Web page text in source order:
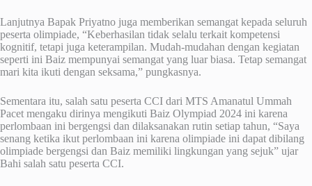
Lanjutnya Bapak Priyatno juga memberikan semangat kepada seluruh
peserta olimpiade, “Keberhasilan tidak selalu terkait kompetensi
kognitif, tetapi juga keterampilan. Mudah-mudahan dengan kegiatan
seperti ini Baiz mempunyai semangat yang luar biasa. Tetap semangat
mari kita ikuti dengan seksama,” pungkasnya.
Sementara itu, salah satu peserta CCI dari MTS Amanatul Ummah
Pacet mengaku dirinya mengikuti Baiz Olympiad 2024 ini karena
perlombaan ini bergengsi dan dilaksanakan rutin setiap tahun, “Saya
senang ketika ikut perlombaan ini karena olimpiade ini dapat dibilang
olimpiade bergengsi dan Baiz memiliki lingkungan yang sejuk” ujar
Bahi salah satu peserta CCI.